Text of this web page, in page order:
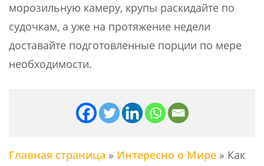
морозильную камеру, крупы раскидайте по
судочкам, а уже на протяжение недели
доставайте подготовленные порции по мере
необходимости.
Главная страница » Интересно о Мире » Как